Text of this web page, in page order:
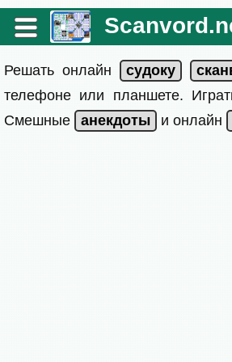
Решать онлайн
телефоне или планшете.
Смешные
и онлайн